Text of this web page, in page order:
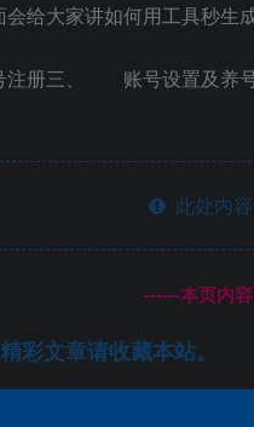
给大家讲如何用工具秒生
册三、 账号设置及
此处内
------本页内
彩文章请收藏本站。